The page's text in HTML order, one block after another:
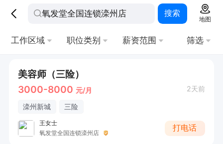
搜索
地图
工作区域 职位类别 薪资范围 筛选
美容师（三险）
3000-8000 元/月 2天前
滦州新城 三险
王女士
氧发堂全国连锁滦州店
打电话